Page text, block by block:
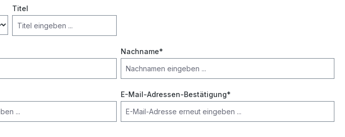
Titel
Nachname*
E-Mail-Adressen-Bestätigung*